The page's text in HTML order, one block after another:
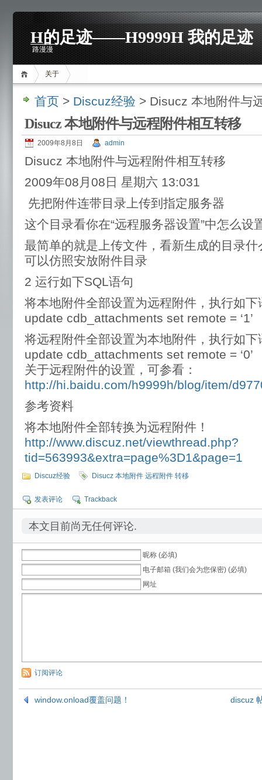
H的足迹——H9999H 我的足迹
路漫漫
关于
首页 > Discuz经验 > Disucz 本地附件与
Disucz 本地附件与远程附件相互转移
2009年8月8日 admin
Disucz 本地附件与远程附件相互转移
2009年08月08日 星期六 13:031
先把附件连带目录上传到指定服务器
这个目录看你在“远程服务器设置”中怎么设
最简单的就是上传文件，看新生成的目录
可以仿照安放附件目录
2 运行如下SQL语句
将本地附件全部设置为远程附件，执行如下
update cdb_attachments set remote = ‘1’
将远程附件全部设置为本地附件，执行如下
update cdb_attachments set remote = ‘0’
关于远程附件的设置，可参看：
http://hi.baidu.com/h9999h/blog/item/
参考资料
将本地附件全部转换为远程附件！
http://www.discuz.net/viewthread.php?
tid=563993&extra=page%3D1&page=1
Discuz经验 Disucz 本地附件 远程附件 转移
发表评论 Trackback
本文目前尚无任何评论.
昵称 (必填)
电子邮箱 (我们会为您保密) (必填)
网址
订阅评论
window.onload覆盖问题！ discuz